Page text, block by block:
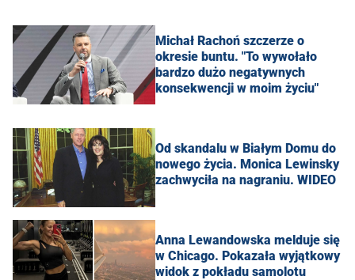
Michał Rachoń szczerze o
okresie buntu. "To wywołało
bardzo dużo negatywnych
konsekwencji w moim życiu"
Od skandalu w Białym Domu do
nowego życia. Monica Lewinsky
zachwyciła na nagraniu. WIDEO
Anna Lewandowska melduje się
w Chicago. Pokazała wyjątkowy
widok z pokładu samolotu